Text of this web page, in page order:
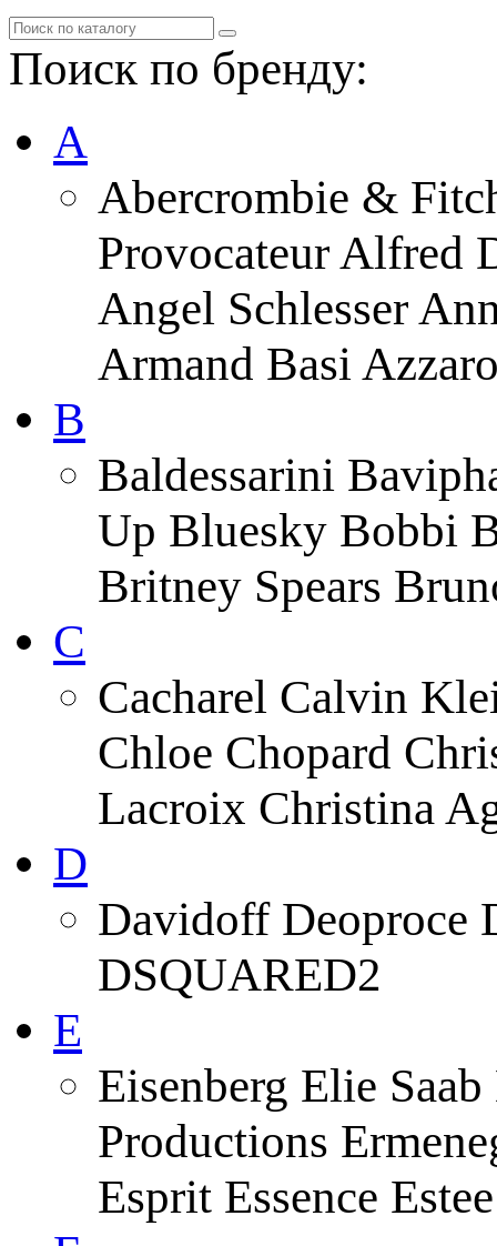
Поиск по бренду:
A
Abercrombie &
Provocateur Alfred
Angel Schlesser
Armand Basi
B
Baldessarini
Up Bluesky Bobbi
Britney Spears
C
Cacharel Calvin
Chloe Chopard
Lacroix Christina
D
Davidoff Deoproce
DSQUARED2
E
Eisenberg Elie
Productions
Esprit Essence